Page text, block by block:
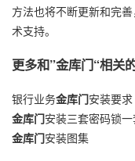
方法也将不断更新和完
术支持。
更多和”金库门“相关
银行业务金库门安装要求
金库门安装三套密码锁
金库门安装图集